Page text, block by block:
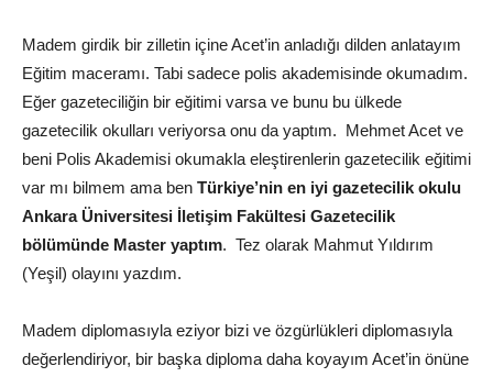
Madem girdik bir zilletin içine Acet’in anladığı dilden anlatayım
Eğitim maceramı. Tabi sadece polis akademisinde okumadım.
Eğer gazeteciliğin bir eğitimi varsa ve bunu bu ülkede
gazetecilik okulları veriyorsa onu da yaptım. Mehmet Acet ve
beni Polis Akademisi okumakla eleştirenlerin gazetecilik eğitimi
var mı bilmem ama ben Türkiye’nin en iyi gazetecilik okulu
Ankara Üniversitesi İletişim Fakültesi Gazetecilik
bölümünde Master yaptım. Tez olarak Mahmut Yıldırım
(Yeşil) olayını yazdım.
Madem diplomasıyla eziyor bizi ve özgürlükleri diplomasıyla
değerlendiriyor, bir başka diploma daha koyayım Acet’in önüne